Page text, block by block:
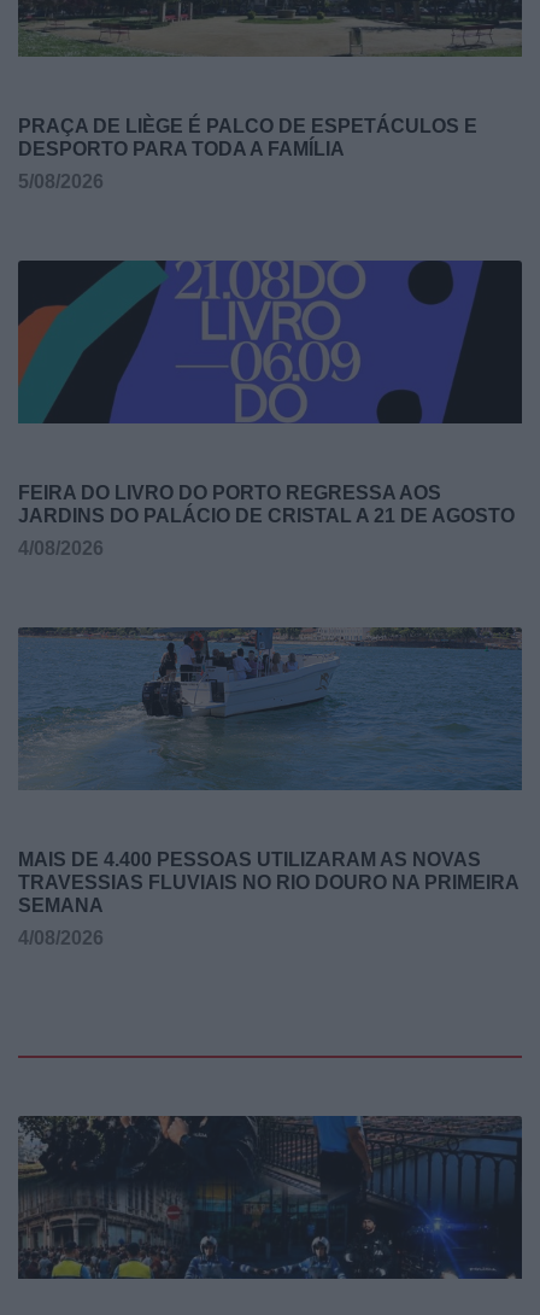
PRAÇA DE LIÈGE É PALCO DE ESPETÁCULOS E
DESPORTO PARA TODA A FAMÍLIA
5/08/2026
FEIRA DO LIVRO DO PORTO REGRESSA AOS
JARDINS DO PALÁCIO DE CRISTAL A 21 DE AGOSTO
4/08/2026
MAIS DE 4.400 PESSOAS UTILIZARAM AS NOVAS
TRAVESSIAS FLUVIAIS NO RIO DOURO NA PRIMEIRA
SEMANA
4/08/2026